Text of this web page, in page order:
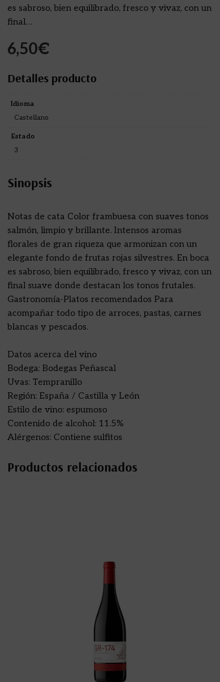
es sabroso, bien equilibrado, fresco y vivaz, con un
final…
6,50€
Detalles producto
Idioma
Castellano
Estado
3
Sinopsis
Notas de cata Color frambuesa con suaves tonos
salmón, limpio y brillante. Intensos aromas
florales de gran riqueza que armonizan con un
elegante fondo de frutas rojas silvestres. En boca
es sabroso, bien equilibrado, fresco y vivaz, con un
final suave donde destacan los tonos frutales.
Gastronomía-Platos recomendados Para
acompañar todo tipo de arroces, pastas, carnes
blancas y pescados.
Datos acerca del vino
Bodega: Bodegas Peñascal
Uvas: Tempranillo
Región: España / Castilla y León
Estilo de vino: espumoso
Contenido de alcohol: 11.5%
Alérgenos: Contiene sulfitos
Productos relacionados